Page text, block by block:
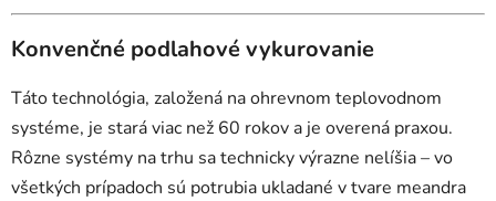
Konvenčné podlahové vykurovanie
Táto technológia, založená na ohrevnom teplovodnom
systéme, je stará viac než 60 rokov a je overená praxou.
Rôzne systémy na trhu sa technicky výrazne nelíšia – vo
všetkých prípadoch sú potrubia ukladané v tvare meandra